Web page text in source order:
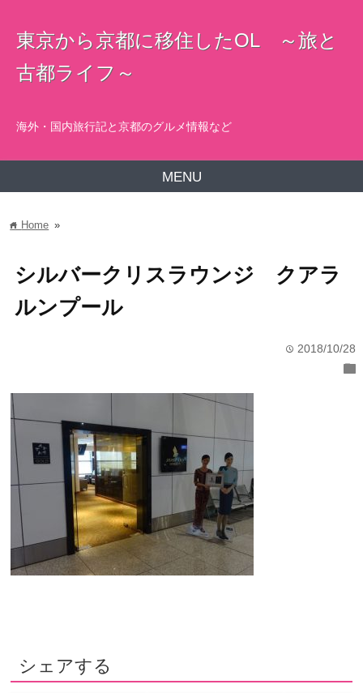
東京から京都に移住したOL ～旅と
古都ライフ～
海外・国内旅行記と京都のグルメ情報など
MENU
home Home »
シルバークリスラウンジ クアラ
ルンプール
time 2018/10/28
folder
シェアする